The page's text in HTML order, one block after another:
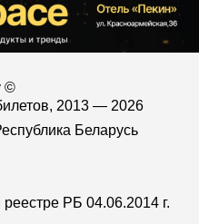
©
2013 — 2026
Беларусь
РБ 04.06.2014 г.